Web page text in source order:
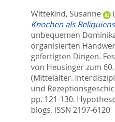
Wittekind, Susanne
Knochen als
unbequemen
organisierten
gefertigten Dingen.
von Heusinger zum
(Mittelalter.
und
pp. 121-130.
blogs. ISSN 2197-6120